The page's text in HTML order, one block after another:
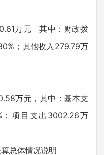
万元，其中：财政拨
；其他收入279.79万
万元，其中：基本支
；项目支出3002.26万
总体情况说明